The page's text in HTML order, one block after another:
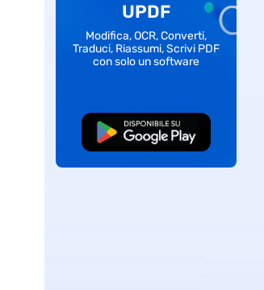
UPDF
Modifica, OCR, Converti,
Traduci, Riassumi, Scrivi PDF
con solo un software
Download Gratis